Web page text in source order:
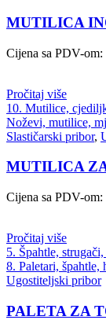
MUTILICA
Cijena sa PDV-om:
Pročitaj više
10. Mutilice,
Noževi, mutilice,
Slastičarski pribor,
MUTILICA
Cijena sa PDV-om:
Pročitaj više
5. Špahtle,
8. Paletari, špahtle,
Ugostiteljski pribor
PALETA ZA